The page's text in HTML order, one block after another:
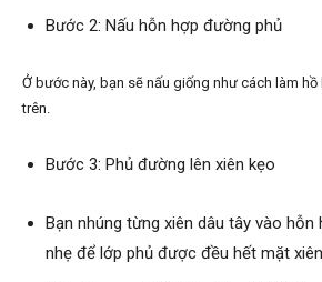
Bước 2: Nấu hỗn hợp đường phủ
Ở bước này, bạn sẽ nấu giống như cách làm
trên.
Bước 3: Phủ đường lên xiên kẹo
Bạn nhúng từng xiên dâu tây vào hỗn
nhẹ để lớp phủ được đều hết mặt xiên.